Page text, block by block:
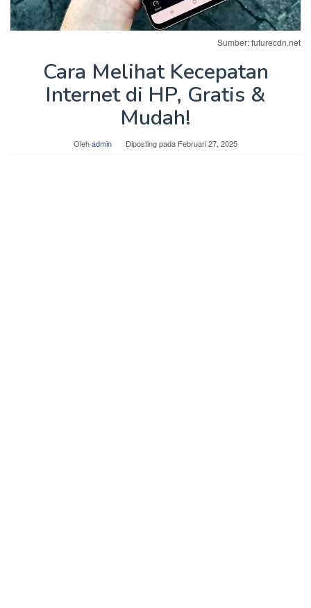
Sumber: futurecdn.net
Cara Melihat Kecepatan
Internet di HP, Gratis &
Mudah!
Olehadmin Diposting pada Februari 27, 2025